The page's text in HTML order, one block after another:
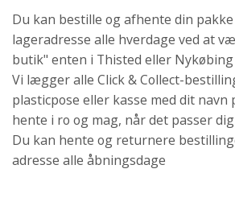
Du kan bestille og afhente din
lageradresse alle hverdage ved at
butik" enten i Thisted eller
Vi lægger alle Click & Collect-
plasticpose eller kasse med dit navn
hente i ro og mag, når det passer
Du kan hente og returnere
adresse alle åbningsdage